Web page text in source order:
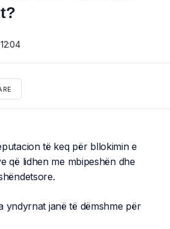
të keq për bllokimin e
që lidhen me mbipeshën dhe
yndyrnat janë të dëmshme për